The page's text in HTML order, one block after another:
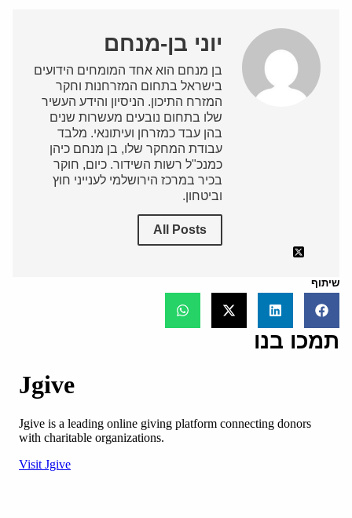
יוני בן-מנחם
בן מנחם הוא אחד המומחים הידועים
בישראל בתחום המזרחנות וחקר
המזרח התיכון. הניסיון והידע העשיר
שלו בתחום נובעים מעשרות שנים
בהן עבד כמזרחן ועיתונאי. מלבד
עבודת המחקר שלו, בן מנחם כיהן
כמנכ"ל רשות השידור. כיום, חוקר
בכיר במרכז הירושלמי לענייני חוץ
וביטחון.
All Posts
שיתוף
תמכו בנו